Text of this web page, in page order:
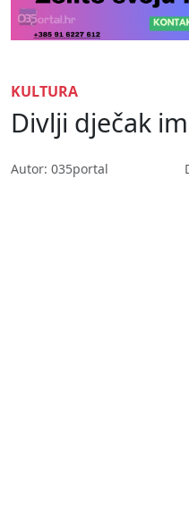
KULTURA
Divlji dječak
Autor: 035portal